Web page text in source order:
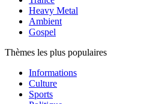
Heavy Metal
Ambient
Gospel
Thèmes les plus populaires
Informations
Culture
Sports